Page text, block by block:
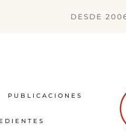
DESDE
PUBLICACIONES